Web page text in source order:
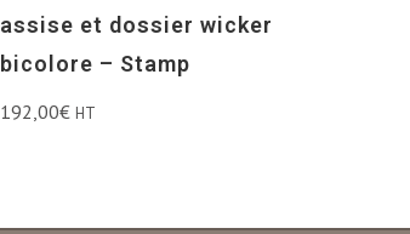
assise et dossier wicker
bicolore – Stamp
192,00€ HT